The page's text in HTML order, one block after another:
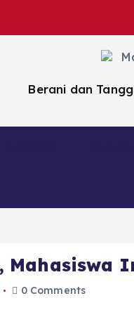
Berani dan
Mahasiswa
0 Comments